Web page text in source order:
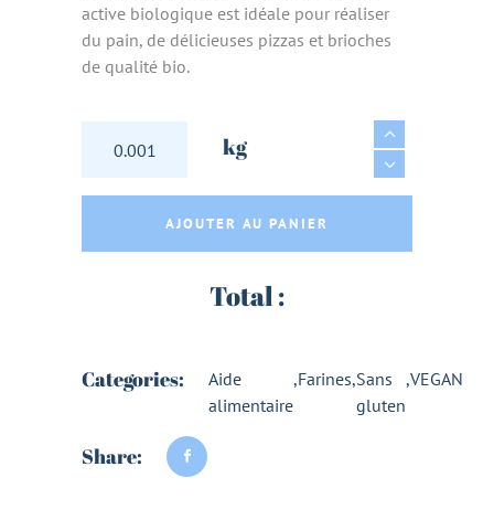
active biologique est idéale pour réaliser
du pain, de délicieuses pizzas et brioches
de qualité bio.
LEVURE DE BOULANGER DESHYDRATEE
kg
AJOUTER AU PANIER
Total :
Categories:
Aide
alimentaire
,Farines,Sans
gluten
,VEGAN
Share: